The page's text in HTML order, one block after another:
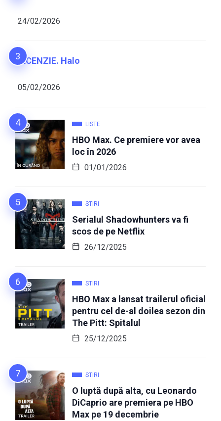
24/02/2026
RECENZIE. Halo
05/02/2026
LISTE
HBO Max. Ce premiere vor avea
loc în 2026
01/01/2026
STIRI
Serialul Shadowhunters va fi
scos de pe Netflix
26/12/2025
STIRI
HBO Max a lansat trailerul oficial
pentru cel de-al doilea sezon din
The Pitt: Spitalul
25/12/2025
STIRI
O luptă după alta, cu Leonardo
DiCaprio are premiera pe HBO
Max pe 19 decembrie